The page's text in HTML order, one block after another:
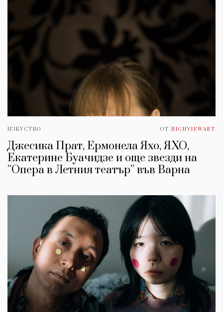
ИЗКУСТВО ОТ HIGHVIEWART
Джесика Прат, Ермонела Яхо, ЯХО,
Екатерине Буачидзе и още звезди на
''Опера в Летния театър'' във Варна